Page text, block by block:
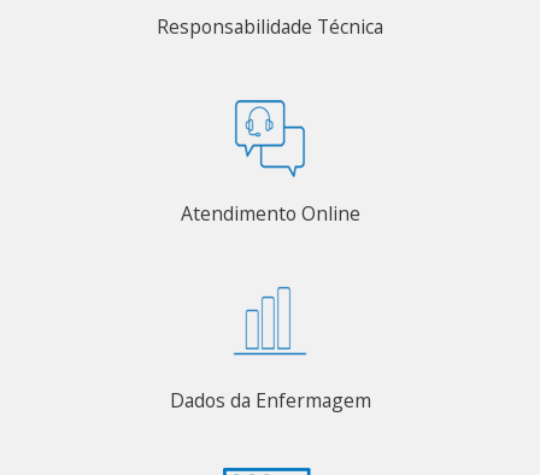
Responsabilidade Técnica
Atendimento Online
Dados da Enfermagem